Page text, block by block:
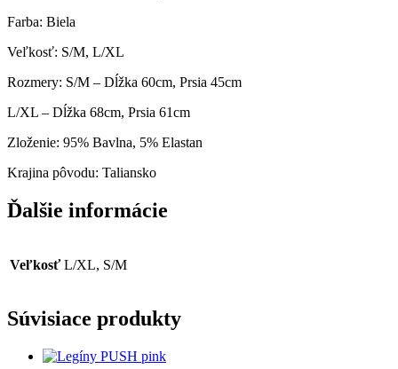
Farba: Biela
Veľkosť: S/M, L/XL
Rozmery: S/M – Dĺžka 60cm, Prsia 45cm
L/XL – Dĺžka 68cm, Prsia 61cm
Zloženie: 95% Bavlna, 5% Elastan
Krajina pôvodu: Taliansko
Ďalšie informácie
Veľkosť L/XL, S/M
Súvisiace produkty